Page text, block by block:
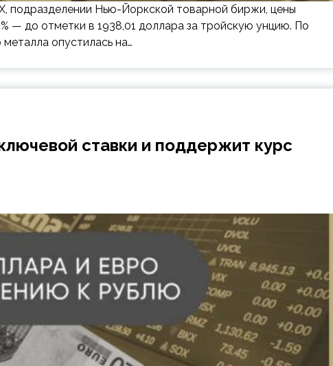
подразделении Нью-Йоркской товарной биржи, цены
— до отметки в 1938,01 доллара за тройскую унцию. По
опустилась на…
ставки и поддержит курс